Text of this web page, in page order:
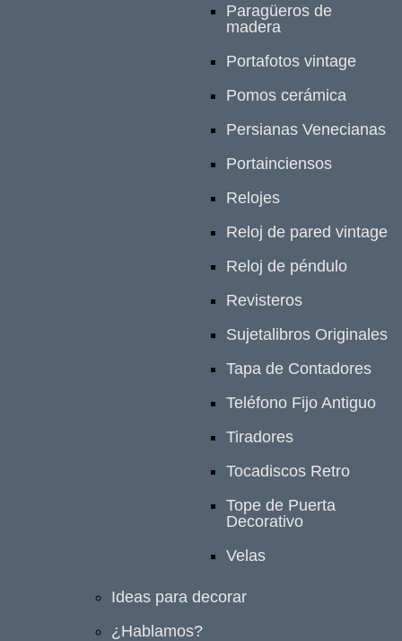
Paragüeros de
madera
Portafotos vintage
Pomos cerámica
Persianas Venecianas
Portainciensos
Relojes
Reloj de pared vintage
Reloj de péndulo
Revisteros
Sujetalibros Originales
Tapa de Contadores
Teléfono Fijo Antiguo
Tiradores
Tocadiscos Retro
Tope de Puerta
Decorativo
Velas
Ideas para decorar
¿Hablamos?